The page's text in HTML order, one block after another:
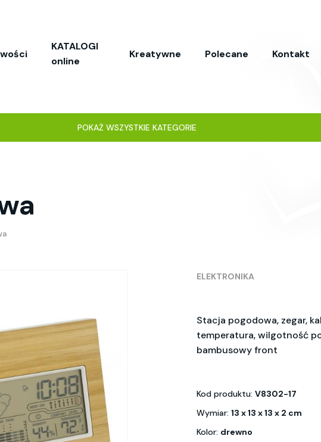
KATALOGI
online
Kreatywne Polecane Kontakt
POKAŻ WSZYSTKIE KATEGORIE
ELEKTRONIKA
Stacja pogodowa, zegar,
temperatura, wilgotność
bambusowy front
Kod produktu: V8302-17
Wymiar: 13 x 13 x 13 x 2 cm
Kolor: drewno